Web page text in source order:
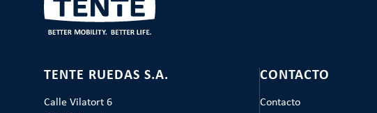
TENTE RUEDAS S.A.
Calle Vilatort 6
CONTACTO
Contacto